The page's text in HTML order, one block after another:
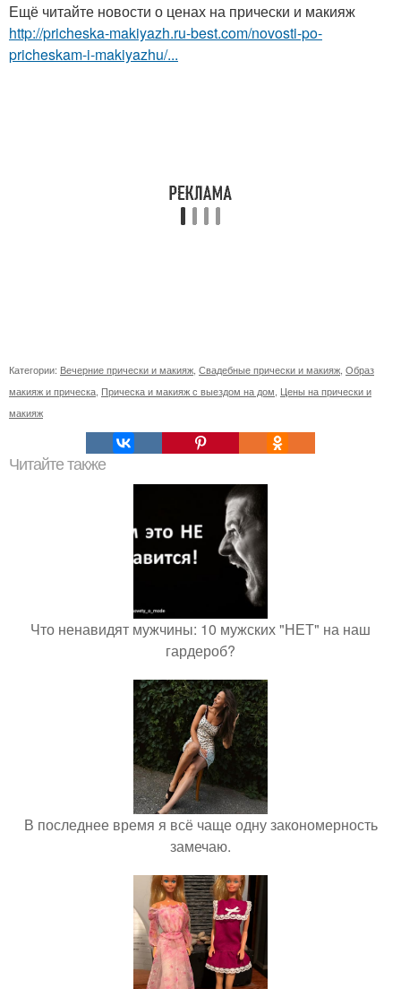
Ещё читайте новости о ценах на прически и макияж
http://pricheska-makiyazh.ru-best.com/novosti-po-
pricheskam-i-makiyazhu/...
Категории: Вечерние прически и макияж Свадебные прически и макияж Образ
макияж и прическа Прическа и макияж с выездом на дом Цены на прически и
макияж
Читайте также
Что ненавидят мужчины: 10 мужских "НЕТ" на наш
гардероб?
В последнее время я всё чаще одну закономерность
замечаю.